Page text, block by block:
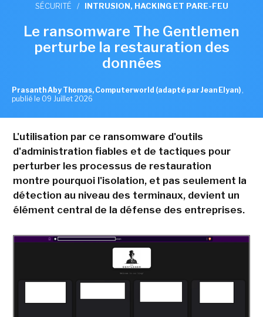
SÉCURITÉ / INTRUSION, HACKING ET PARE-FEU
Le ransomware The Gentlemen
perturbe la restauration des
données
Prasanth Aby Thomas, Computerworld (adapté par Jean Elyan) ,
publié le 09 Juillet 2026
L'utilisation par ce ransomware d'outils
d'administration fiables et de tactiques pour
perturber les processus de restauration
montre pourquoi l'isolation, et pas seulement la
détection au niveau des terminaux, devient un
élément central de la défense des entreprises.